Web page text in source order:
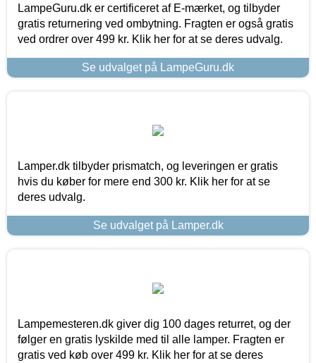
LampeGuru.dk er certificeret af E-mærket, og tilbyder
gratis returnering ved ombytning. Fragten er også gratis
ved ordrer over 499 kr. Klik her for at se deres udvalg.
Se udvalget på LampeGuru.dk
Lamper.dk tilbyder prismatch, og leveringen er gratis
hvis du køber for mere end 300 kr. Klik her for at se
deres udvalg.
Se udvalget på Lamper.dk
Lampemesteren.dk giver dig 100 dages returret, og der
følger en gratis lyskilde med til alle lamper. Fragten er
gratis ved køb over 499 kr. Klik her for at se deres